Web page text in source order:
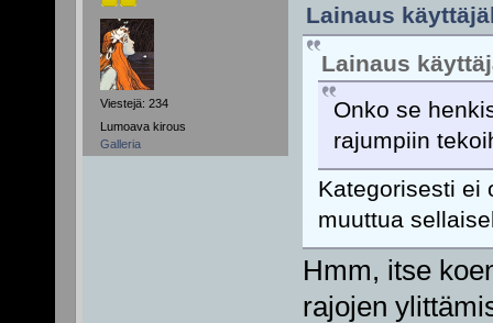
Viestejä: 234
Lumoava kirous
Galleria
Lainaus
Lainaus
Onko se
rajumpiin
Kategorisesti ei
muuttua
Hmm, itse
rajojen